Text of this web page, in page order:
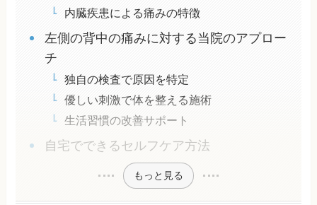
内臓疾患による痛みの特徴
左側の背中の痛みに対する当院のアプロー
チ
独自の検査で原因を特定
優しい刺激で体を整える施術
生活習慣の改善サポート
自宅でできるセルフケア方法
もっと見る